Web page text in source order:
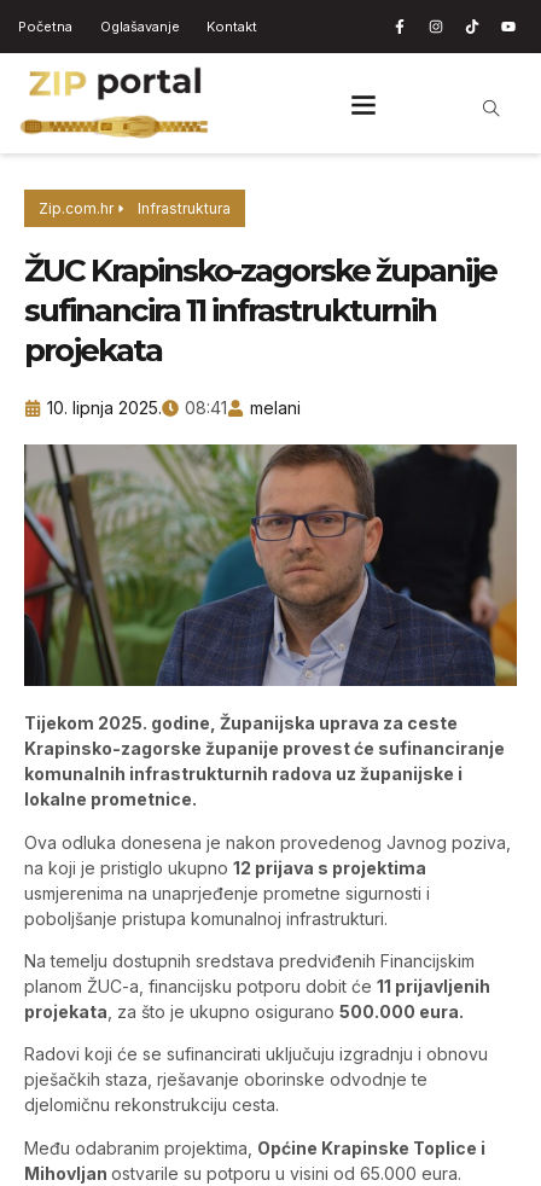
Početna Oglašavanje Kontakt
Zip.com.hr Infrastruktura
ŽUC Krapinsko-zagorske županije
sufinancira 11 infrastrukturnih
projekata
10. lipnja 2025. 08:41 melani
Tijekom 2025. godine, Županijska uprava za ceste
Krapinsko-zagorske županije provest će sufinanciranje
komunalnih infrastrukturnih radova uz županijske i
lokalne prometnice.
Ova odluka donesena je nakon provedenog Javnog poziva,
na koji je pristiglo ukupno 12 prijava s projektima
usmjerenima na unaprjeđenje prometne sigurnosti i
poboljšanje pristupa komunalnoj infrastrukturi.
Na temelju dostupnih sredstava predviđenih Financijskim
planom ŽUC-a, financijsku potporu dobit će 11 prijavljenih
projekata , za što je ukupno osigurano 500.000 eura.
Radovi koji će se sufinancirati uključuju izgradnju i obnovu
pješačkih staza, rješavanje oborinske odvodnje te
djelomičnu rekonstrukciju cesta.
Među odabranim projektima, Općine Krapinske Toplice i
Mihovljan ostvarile su potporu u visini od 65.000 eura.